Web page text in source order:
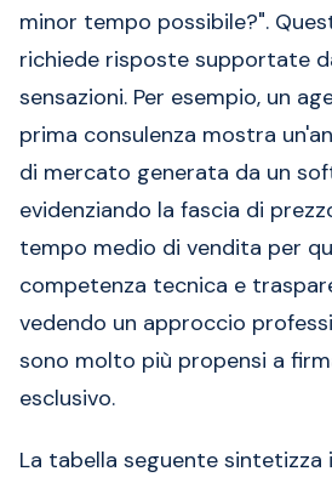
minor tempo possibile?".
richiede risposte supportate
sensazioni. Per esempio, un
prima consulenza mostra
di mercato generata da un
evidenziando la fascia di
tempo medio di vendita per
competenza tecnica e
vedendo un approccio
sono molto più propensi a
esclusivo.
La tabella seguente sintetizza